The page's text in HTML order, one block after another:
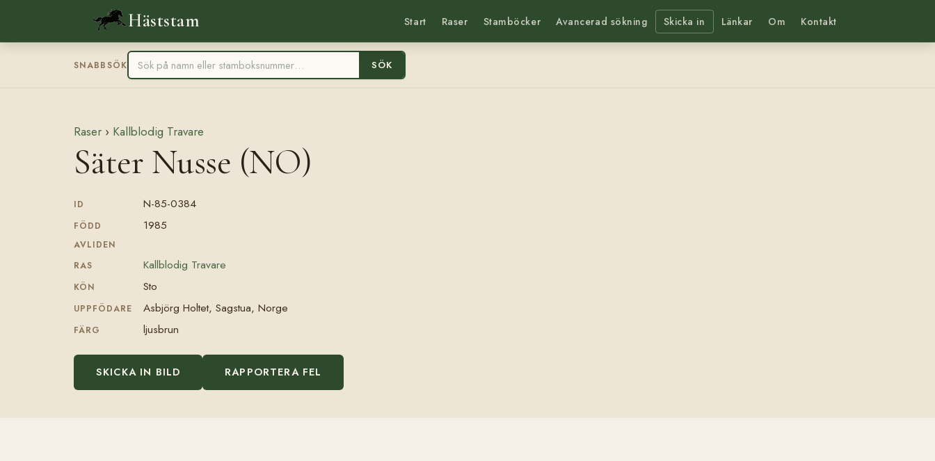
Häststam Start Raser Stamböcker Avancerad sökning Skicka in Länkar Om Kontakt
SNABBSÖK SÖK
Raser › Kallblodig Travare
Säter Nusse (NO)
ID N-85-0384
FÖDD 1985
AVLIDEN
RAS
Kallblodig Travare
KÖN Sto
UPPFÖDARE Asbjörg Holtet, Sagstua, Norge
FÄRG ljusbrun
SKICKA IN BILD RAPPORTERA FEL